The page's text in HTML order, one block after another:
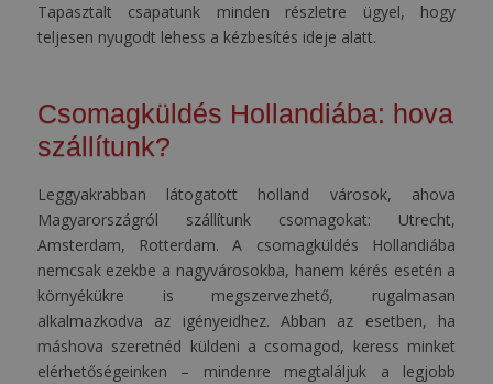
Tapasztalt csapatunk minden részletre ügyel, hogy
teljesen nyugodt lehess a kézbesítés ideje alatt.
Csomagküldés Hollandiába: hova
szállítunk?
Leggyakrabban látogatott holland városok, ahova
Magyarországról szállítunk csomagokat: Utrecht,
Amsterdam, Rotterdam. A csomagküldés Hollandiába
nemcsak ezekbe a nagyvárosokba, hanem kérés esetén a
környékükre is megszervezhető, rugalmasan
alkalmazkodva az igényeidhez. Abban az esetben, ha
máshova szeretnéd küldeni a csomagod, keress minket
elérhetőségeinken – mindenre megtaláljuk a legjobb